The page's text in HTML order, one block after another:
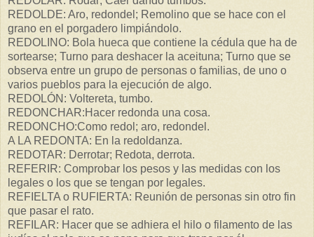
REDOLDE: Aro, redondel; Remolino que se hace con el
grano en el porgadero limpiándolo.
REDOLINO: Bola hueca que contiene la cédula que ha de
sortearse; Turno para deshacer la aceituna; Turno que se
observa entre un grupo de personas o familias, de uno o
varios pueblos para la ejecución de algo.
REDOLÓN: Voltereta, tumbo.
REDONCHAR:Hacer redonda una cosa.
REDONCHO:Como redol; aro, redondel.
A LA REDONTA: En la redoldanza.
REDOTAR: Derrotar; Redota, derrota.
REFERIR: Comprobar los pesos y las medidas con los
legales o los que se tengan por legales.
REFIELTA o RUFIERTA: Reunión de personas sin otro fin
que pasar el rato.
REFILAR: Hacer que se adhiera el hilo o filamento de las